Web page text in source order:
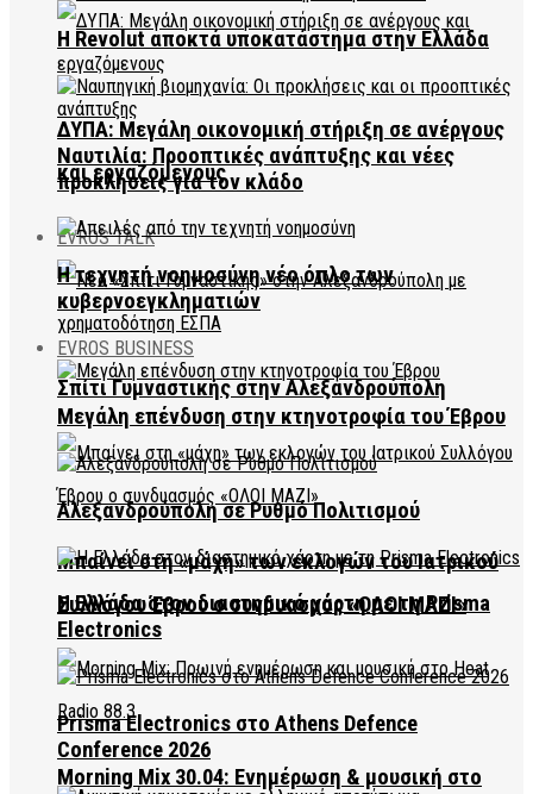
ΔΥΠΑ: Μεγάλη οικονομική στήριξη σε ανέργους
και εργαζόμενους
EVROS TALK
Σπίτι Γυμναστικής στην Αλεξανδρούπολη
Μπαίνει στη «μάχη» των εκλογών του Ιατρικού
Συλλόγου Έβρου ο συνδυασμός «ΟΛΟΙ ΜΑΖΙ»
Morning Mix 30.04: Ενημέρωση & μουσική στο
Η Revolut αποκτά υποκατάστημα στην Ελλάδα
Ναυτιλία: Προοπτικές ανάπτυξης και νέες
προκλήσεις για τον κλάδο
Η τεχνητή νοημοσύνη νέο όπλο των
κυβερνοεγκληματιών
EVROS BUSINESS
Μεγάλη επένδυση στην κτηνοτροφία του Έβρου
Αλεξανδρούπολη σε Ρυθμό Πολιτισμού
Η Ελλάδα στον διαστημικό χάρτη με τη Prisma
Electronics
Prisma Electronics στο Athens Defence
Conference 2026